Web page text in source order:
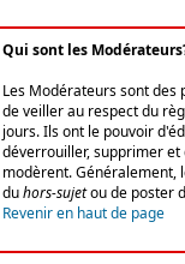
Qui sont les
Les Modérateurs sont des
de veiller au respect du
jours. Ils ont le pouvoir
déverrouiller, supprimer et
modèrent. Généralement,
duhors-sujetou de poster
Revenir en haut de page